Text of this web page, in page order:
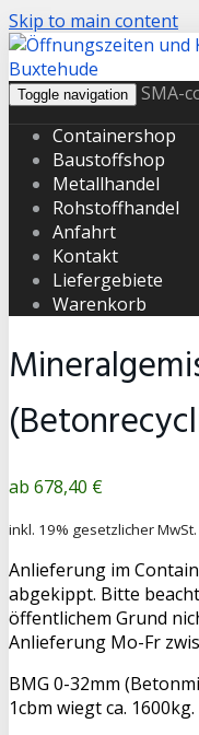
Skip to main content
Toggle navigation
SMA-
Containershop
Baustoffshop
Metallhandel
Rohstoffhandel
Anfahrt
Kontakt
Liefergebiete
Warenkorb
Produktpreis
678,40 €
inkl. 19% gesetzlicher MwSt.
Anlieferung im
abgekippt. Bitte
öffentlichem Grund
Anlieferung Mo-Fr
BMG 0-32mm
1cbm wiegt ca. 1600kg.